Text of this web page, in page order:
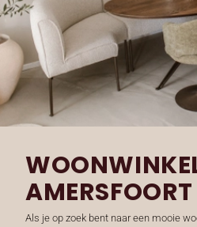
AMERSFOORT
Als je op zoek bent naar een mooie